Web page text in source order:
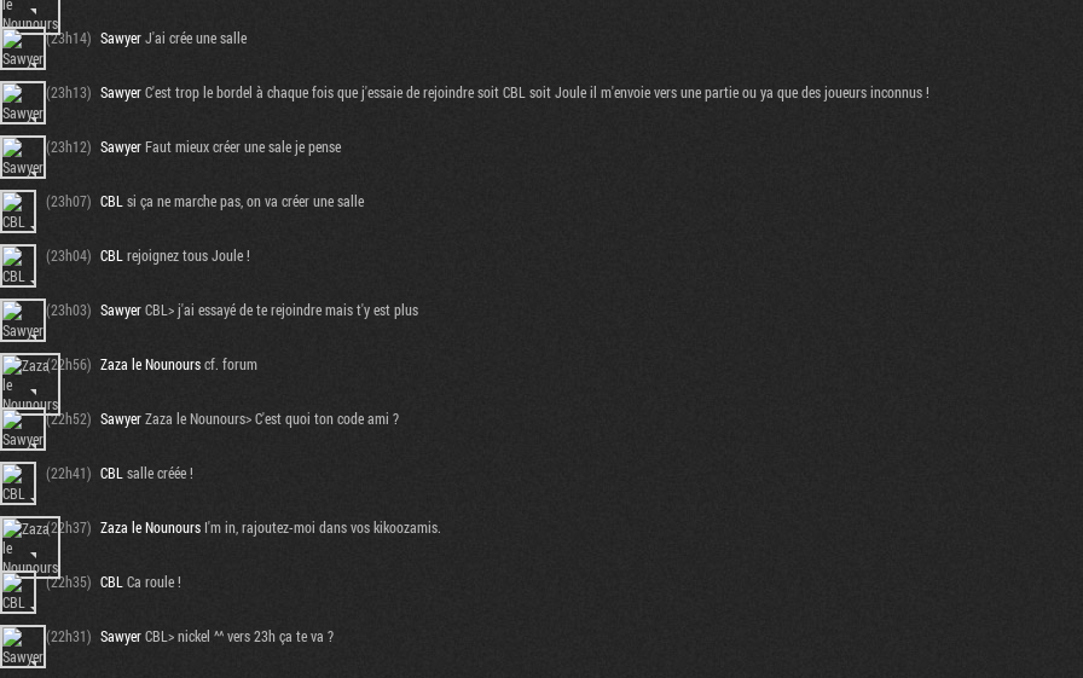
(23h14) SawyerJ'ai crée une salle
(23h13) SawyerC'est trop le bordel à chaque fois que j'essaie de rejoindre soit CBL soit Joule il m'envoie vers une partie ou ya que des joueurs inconnus !
(23h12) SawyerFaut mieux créer une sale je pense
(23h07) CBL si ça ne marche pas, on va créer une salle
(23h04) CBL rejoignez tous Joule !
(23h03) SawyerCBL> j'ai essayé de te rejoindre mais t'y est plus
(22h56) Zaza le Nounourscf. forum
(22h52) SawyerZaza le Nounours> C'est quoi ton code ami ?
(22h41) CBL salle créée !
(22h37) Zaza le Nounours I'm in, rajoutez-moi dans vos kikoozamis.
(22h35) CBL Ca roule !
(22h31) SawyerCBL> nickel ^^ vers 23h ça te va ?